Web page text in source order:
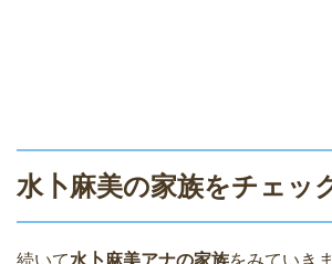
水卜麻美の家族をチェッ